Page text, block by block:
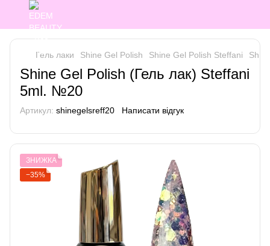
Гель лаки Shine Gel Polish Shine Gel Polish Steffani
Shine Gel Polish (Гель лак) Steffani
5ml. №20
Артикул: shinegelsreff20 Написати відгук
ЗНИЖКА
−35%